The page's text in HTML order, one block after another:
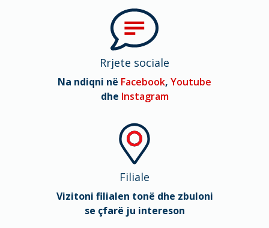
Rrjete sociale
Na ndiqni në Facebook, Youtube
dhe Instagram
Filiale
Vizitoni filialen tonë dhe zbuloni
se çfarë ju intereson